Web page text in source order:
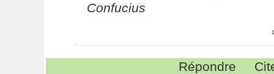
Confucius
Répondre